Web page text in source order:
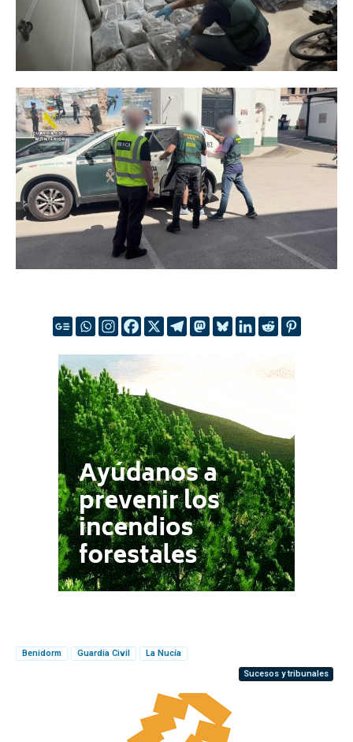
Benidorm Guardia Civil
La Nucía
Sucesos y tribunales